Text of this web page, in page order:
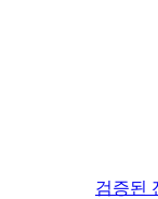
검증된